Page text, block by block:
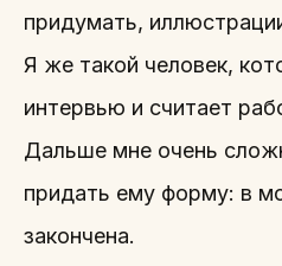
придумать,
Я же такой человек,
интервью и считает
Дальше мне очень
придать ему форму: в
закончена.